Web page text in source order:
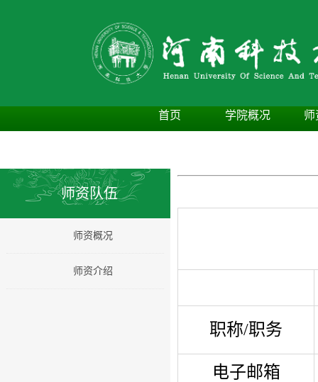
首页 学院概况 师
师资队伍
师资概况
师资介绍
职称/职务
电子邮箱